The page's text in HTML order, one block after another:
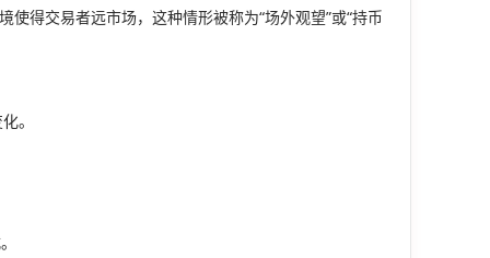
得交易者远市场，这种情形被称为“场外观望”或“持币
。